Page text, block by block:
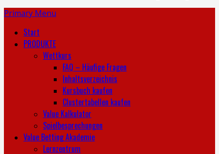
Primary Menu
Start
PRODUKTE
Wettkurs
FAQ – Häufige Fragen
Inhaltsverzeichnis
Kursbuch kaufen
Clustertabellen kaufen
Value Kalkulator
Spielbesprechungen
Value Betting Akademie
Lernzentrum